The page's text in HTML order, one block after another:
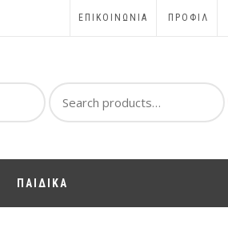
ΕΠΙΚΟΙΝΩΝΊΑ ΠΡΟΦΊΛ
Search
for:
ΠΑΙΔΙΚΑ